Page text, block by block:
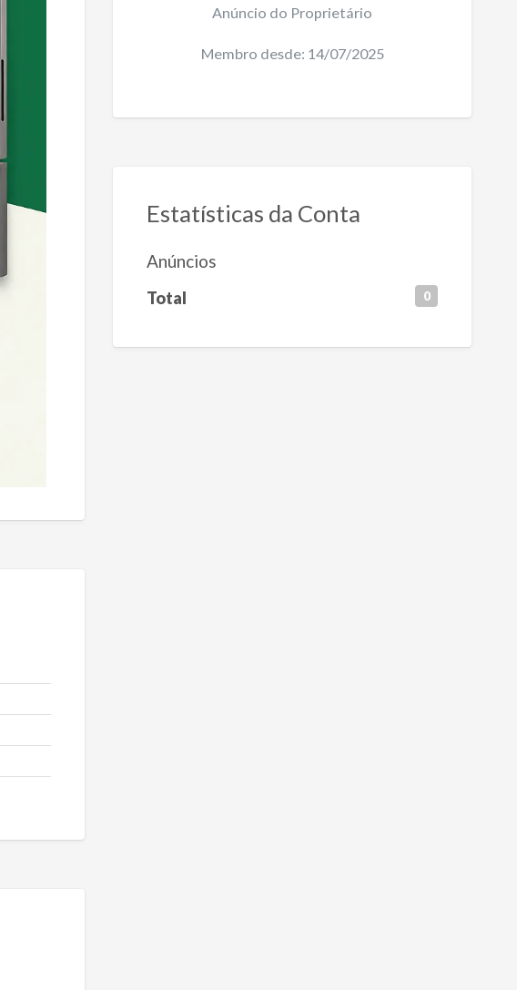
Anúncio do Proprietário
Membro desde: 14/07/2025
Estatísticas da Conta
Anúncios
Total 0